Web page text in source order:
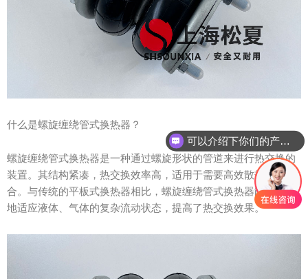
什么是螺旋缠绕管式换热器？
螺旋缠绕管式换热器是一种通过螺旋形状的管道来进行热交换的
装置。其结构紧凑，热交换效率高，适用于需要高效散热的场
合。与传统的平板式换热器相比，螺旋缠绕管式换热器能够更好
地适应液体、气体的复杂流动状态，提高了热交换效果。
可以介绍下你们的产品么？